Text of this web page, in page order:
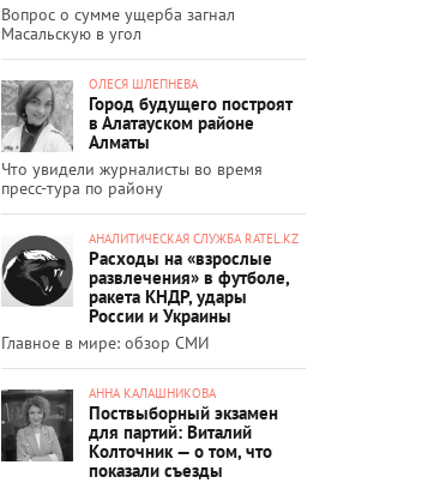
Вопрос о сумме ущерба загнал
Масальскую в угол
ОЛЕСЯ ШЛЕПНЕВА
Город будущего построят
в Алатауском районе
Алматы
Что увидели журналисты во время
пресс-тура по району
АНАЛИТИЧЕСКАЯ СЛУЖБА RATEL.KZ
Расходы на «взрослые
развлечения» в футболе,
ракета КНДР, удары
России и Украины
Главное в мире: обзор СМИ
АННА КАЛАШНИКОВА
Поствыборный экзамен
для партий: Виталий
Колточник — о том, что
показали съезды